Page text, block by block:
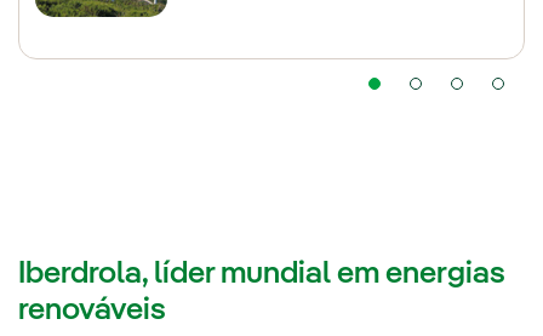
Iberdrola, líder mundial em energias
renováveis